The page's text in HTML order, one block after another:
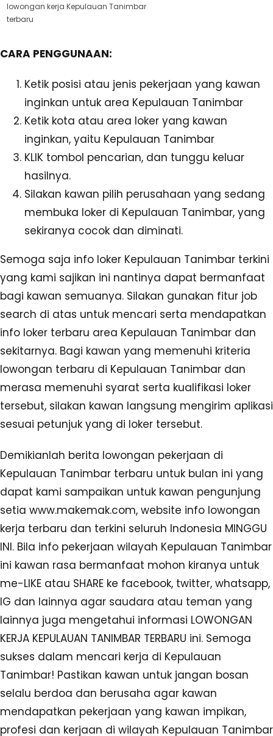
lowongan kerja Kepulauan Tanimbar
terbaru
CARA PENGGUNAAN:
Ketik posisi atau jenis pekerjaan yang kawan
inginkan untuk area Kepulauan Tanimbar
Ketik kota atau area loker yang kawan
inginkan, yaitu Kepulauan Tanimbar
KLIK tombol pencarian, dan tunggu keluar
hasilnya.
Silakan kawan pilih perusahaan yang sedang
membuka loker di Kepulauan Tanimbar, yang
sekiranya cocok dan diminati.
Semoga saja info loker Kepulauan Tanimbar terkini
yang kami sajikan ini nantinya dapat bermanfaat
bagi kawan semuanya. Silakan gunakan fitur job
search di atas untuk mencari serta mendapatkan
info loker terbaru area Kepulauan Tanimbar dan
sekitarnya. Bagi kawan yang memenuhi kriteria
lowongan terbaru di Kepulauan Tanimbar dan
merasa memenuhi syarat serta kualifikasi loker
tersebut, silakan kawan langsung mengirim aplikasi
sesuai petunjuk yang di loker tersebut.
Demikianlah berita lowongan pekerjaan di
Kepulauan Tanimbar terbaru untuk bulan ini yang
dapat kami sampaikan untuk kawan pengunjung
setia www.makemak.com, website info lowongan
kerja terbaru dan terkini seluruh Indonesia MINGGU
INI. Bila info pekerjaan wilayah Kepulauan Tanimbar
ini kawan rasa bermanfaat mohon kiranya untuk
me-LIKE atau SHARE ke facebook, twitter, whatsapp,
IG dan lainnya agar saudara atau teman yang
lainnya juga mengetahui informasi LOWONGAN
KERJA KEPULAUAN TANIMBAR TERBARU ini. Semoga
sukses dalam mencari kerja di Kepulauan
Tanimbar! Pastikan kawan untuk jangan bosan
selalu berdoa dan berusaha agar kawan
mendapatkan pekerjaan yang kawan impikan,
profesi dan kerjaan di wilayah Kepulauan Tanimbar